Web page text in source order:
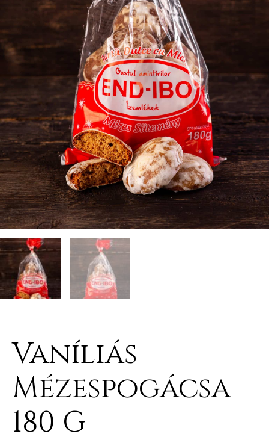
Vaníliás
Mézespogácsa
180 G